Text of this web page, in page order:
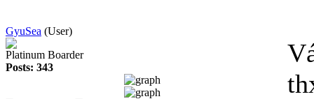
GyuSea (User)
Platinum Boarder
Posts: 343